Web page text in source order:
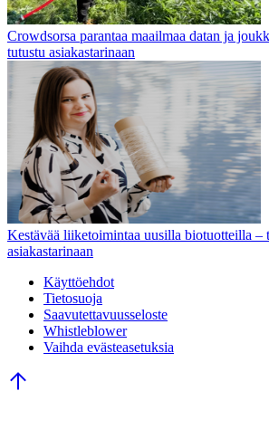
Crowdsorsa parantaa maailmaa datan ja
tutustu asiakastarinaan
Kestävää liiketoimintaa uusilla biotuotteilla –
asiakastarinaan
Käyttöehdot
Tietosuoja
Saavutettavuusseloste
Whistleblower
Vaihda evästeasetuksia